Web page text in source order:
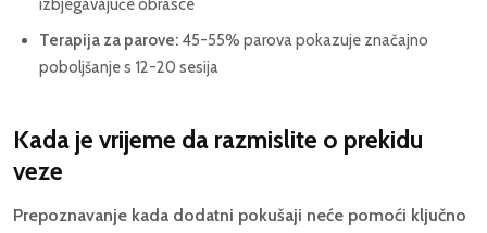
izbjegavajuće obrasce
Terapija za parove: 45-55% parova pokazuje značajno
poboljšanje s 12-20 sesija
Kada je vrijeme da razmislite o prekidu
veze
Prepoznavanje kada dodatni pokušaji neće pomoći ključno